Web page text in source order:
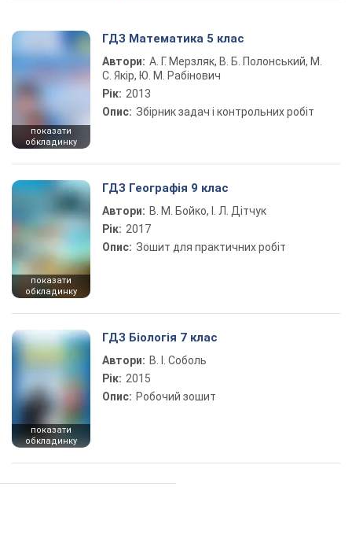
показати
обкладинку
ГДЗ Математика 5 клас
Автори: А. Г. Мерзляк, В. Б. Полонський, М.
С. Якір, Ю. М. Рабінович
Рік: 2013
Опис: Збірник задач і контрольних робіт
показати
обкладинку
ГДЗ Географія 9 клас
Автори: В. М. Бойко, І. Л. Дітчук
Рік: 2017
Опис: Зошит для практичних робіт
показати
обкладинку
ГДЗ Біологія 7 клас
Автори: В. І. Соболь
Рік: 2015
Опис: Робочий зошит